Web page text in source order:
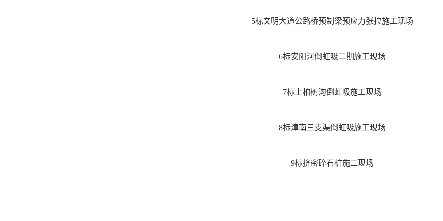
5标文明大道公路桥预制梁预应力张拉施工现场
6标安阳河倒虹吸二期施工现场
7标上柏树沟倒虹吸施工现场
8标漳南三支渠倒虹吸施工现场
9标挤密碎石桩施工现场